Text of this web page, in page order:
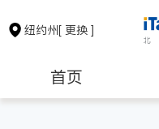
纽约州[ 更换 ]
首页